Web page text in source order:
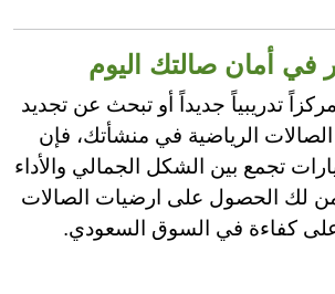
في أمان صالتك اليوم
تدريبياً جديداً أو تبحث عن تجديد
الرياضية في منشأتك، فإن
تجمع بين الشكل الجمالي والأداء
لك الحصول على ارضيات الصالات
كفاءة في السوق السعودي.